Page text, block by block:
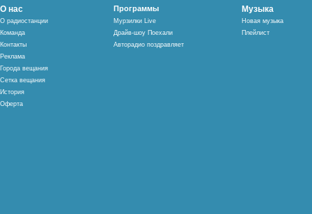
О нас
О радиостанции
Команда
Контакты
Реклама
Города вещания
Сетка вещания
История
Оферта
Программы
Мурзилки Live
Драйв-шоу Поехали
Авторадио поздравляет
Музыка
Новая музыка
Плейлист